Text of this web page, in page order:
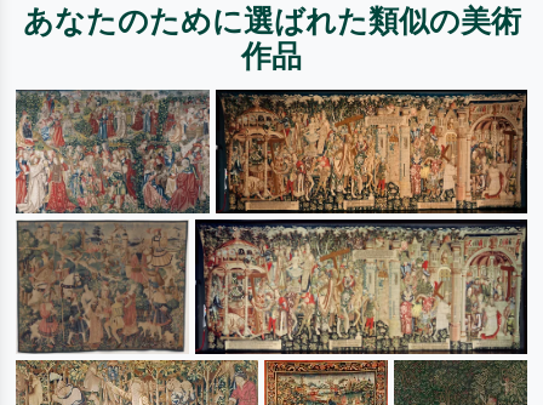
あなたのために選ばれた類似の美術
作品